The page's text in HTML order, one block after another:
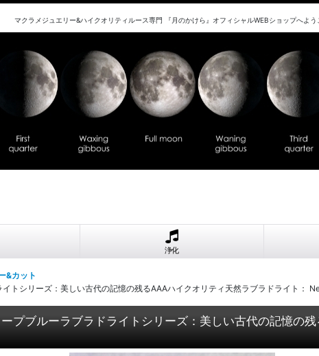
マクラメジュエリー&ハイクオリティルース専門 『月のかけら』オフィシャルWEBショップへよう
浄化
&カット
シリーズ：美しい古代の記憶の残るAAAハイクオリティ天然ラブラドライト：
ブルーラブラドライトシリーズ：美しい古代の記憶の